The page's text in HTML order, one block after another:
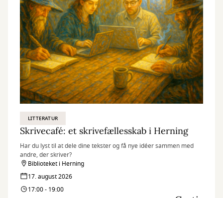
LITTERATUR
Skrivecafé: et skrivefællesskab i Herning
Har du lyst til at dele dine tekster og få nye idéer sammen med
andre, der skriver?
Biblioteket i Herning
17. august 2026
17:00 - 19:00